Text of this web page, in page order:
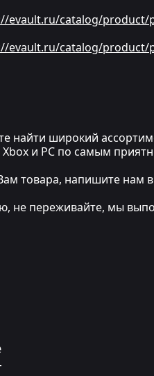
evault.ru/catalog/product/
evault.ru/catalog/product/
найти широкий
и PC по самым
товара, напишите нам в
не переживайте, мы